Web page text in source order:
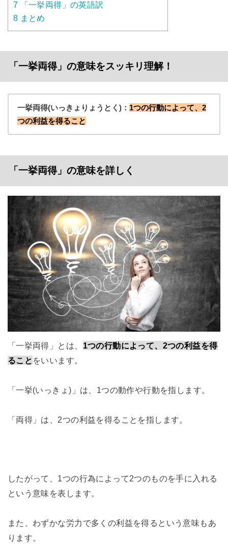
7 「一挙両得」の英語訳
8 まとめ
「一挙両得」の意味をスッキリ理解！
一挙両得(いっきょりょうとく)： 1つの行動によって、2
つの利益を得ること
「一挙両得」の意味を詳しく
「一挙両得」とは、 1つの行動によって、2つの利益を得
ること をいいます。
「一挙(いっきょ)」は、1つの動作や行動を指します。
「両得」は、2つの利益を得ることを指します。
したがって、1つの行為によって2つのものを手に入れる
という意味を表します。
また、わずかな労力で多くの利益を得るという意味もあ
ります。